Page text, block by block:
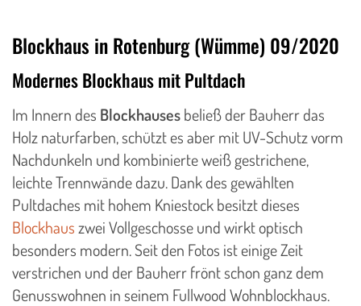
Blockhaus in Rotenburg (Wümme) 09/2020
Modernes Blockhaus mit Pultdach
Im Innern des Blockhausesbeließ der Bauherr das
Holz naturfarben, schützt es aber mit UV-Schutz vorm
Nachdunkeln und kombinierte weiß gestrichene,
leichte Trennwände dazu. Dank des gewählten
Pultdaches mit hohem Kniestock besitzt dieses
Blockhauszwei Vollgeschosse und wirkt optisch
besonders modern. Seit den Fotos ist einige Zeit
verstrichen und der Bauherr frönt schon ganz dem
Genusswohnen in seinem Fullwood Wohnblockhaus.